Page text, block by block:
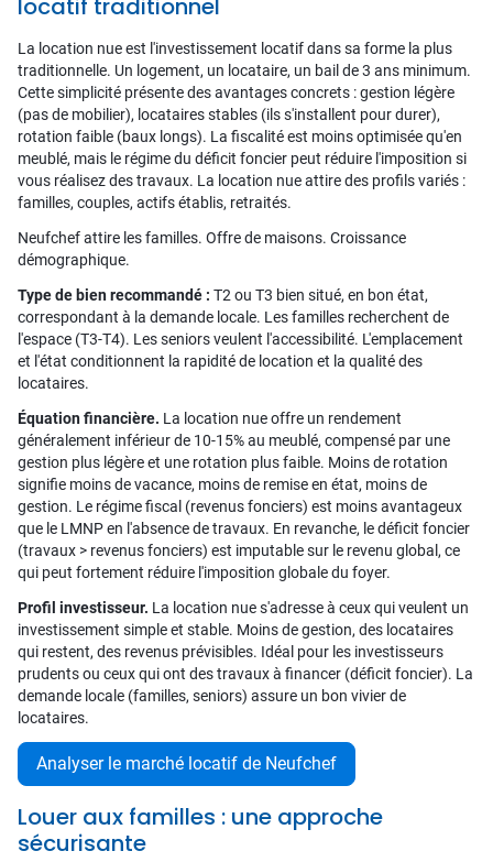
locatif traditionnel
La location nue est l'investissement locatif dans sa forme la plus
traditionnelle. Un logement, un locataire, un bail de 3 ans minimum.
Cette simplicité présente des avantages concrets : gestion légère
(pas de mobilier), locataires stables (ils s'installent pour durer),
rotation faible (baux longs). La fiscalité est moins optimisée qu'en
meublé, mais le régime du déficit foncier peut réduire l'imposition si
vous réalisez des travaux. La location nue attire des profils variés :
familles, couples, actifs établis, retraités.
Neufchef attire les familles. Offre de maisons. Croissance
démographique.
Type de bien recommandé : T2 ou T3 bien situé, en bon état,
correspondant à la demande locale. Les familles recherchent de
l'espace (T3-T4). Les seniors veulent l'accessibilité. L'emplacement
et l'état conditionnent la rapidité de location et la qualité des
locataires.
Équation financière. La location nue offre un rendement
généralement inférieur de 10-15% au meublé, compensé par une
gestion plus légère et une rotation plus faible. Moins de rotation
signifie moins de vacance, moins de remise en état, moins de
gestion. Le régime fiscal (revenus fonciers) est moins avantageux
que le LMNP en l'absence de travaux. En revanche, le déficit foncier
(travaux > revenus fonciers) est imputable sur le revenu global, ce
qui peut fortement réduire l'imposition globale du foyer.
Profil investisseur. La location nue s'adresse à ceux qui veulent un
investissement simple et stable. Moins de gestion, des locataires
qui restent, des revenus prévisibles. Idéal pour les investisseurs
prudents ou ceux qui ont des travaux à financer (déficit foncier). La
demande locale (familles, seniors) assure un bon vivier de
locataires.
Analyser le marché locatif de Neufchef
Louer aux familles : une approche
sécurisante